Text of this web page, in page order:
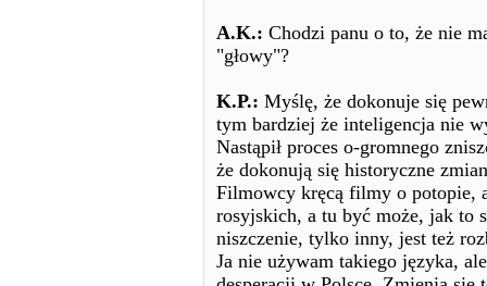
A.K.: Chodzi panu o to, że nie
"głowy"?
K.P.: Myślę, że dokonuje się
tym bardziej że inteligencja nie
Nastąpił proces o-gromnego
że dokonują się historyczne
Filmowcy kręcą filmy o potopie,
rosyjskich, a tu być może, jak to
niszczenie, tylko inny, jest też
Ja nie używam takiego języka,